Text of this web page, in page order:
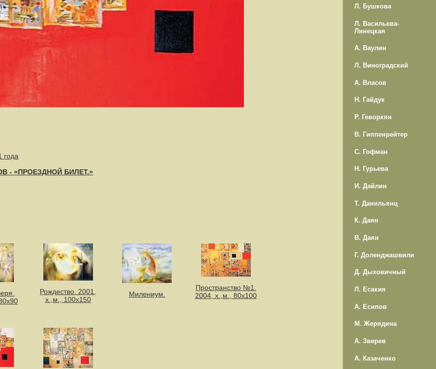
года
- «ПРОЕЗДНОЙ БИЛЕТ.»
Рождество. 2001,
х.,м., 100х150
Милениум.
Пространство №1.
2004, х.,м., 80х100
Л. Бушкова
Л. Васильева-
Линецкая
А. Ваулин
Л. Виноградский
А. Власов
Н. Гайдук
Р. Геворкян
В. Гиппенрейтер
С. Гофман
Н. Гурьева
И. Дайлин
Т. Данильянц
К. Даян
В. Даян
Г. Доленджашвили
Д. Дыховичный
Л. Есакия
А. Есипов
М. Жерядина
А. Зверев
А. Казаченко